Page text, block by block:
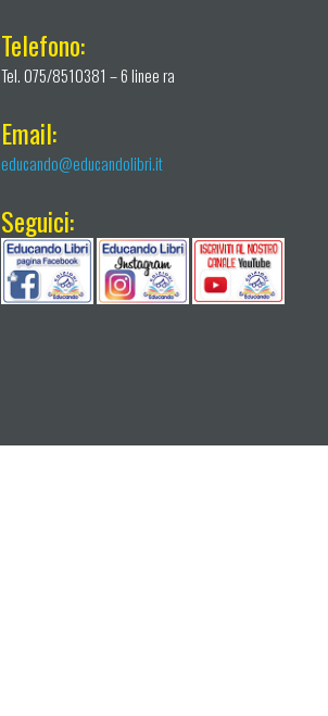
Telefono:
Tel. 075/8510381 – 6 linee ra
Email:
educando@educandolibri.it
Seguici: